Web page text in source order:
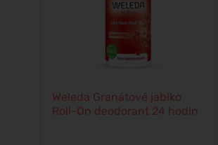
Weleda Granátové jablko
Roll-On deodorant 24 hodin